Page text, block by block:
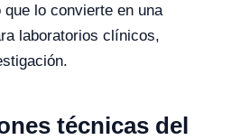
lo convierte en una
laboratorios clínicos,
técnicas del